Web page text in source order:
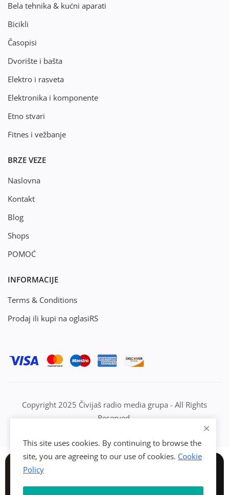
Bela tehnika & kućni aparati
Bicikli
Časopisi
Dvorište i bašta
Elektro i rasveta
Elektronika i komponente
Etno stvari
Fitnes i vežbanje
BRZE VEZE
Naslovna
Kontakt
Blog
Shops
POMOĆ
INFORMACIJE
Terms & Conditions
Prodaj ili kupi na oglasiRS
Copyright 2025 Čivijaš radio media grupa - All Rights
Reserved.
This site uses cookies. By continuing to browse the
site, you are agreeing to our use of cookies. Cookie
Policy